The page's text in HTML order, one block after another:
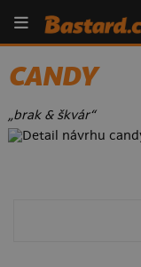
CANDY
„brak & škvár“